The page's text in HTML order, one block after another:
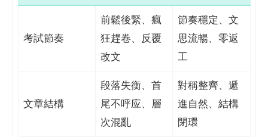
考試節奏
前鬆後緊、瘋
狂趕卷、反覆
改文
節奏穩定、文
思流暢、零返
工
文章結構
段落失衡、首
尾不呼应、層
次混亂
對稱整齊、遞
進自然、結構
閉環